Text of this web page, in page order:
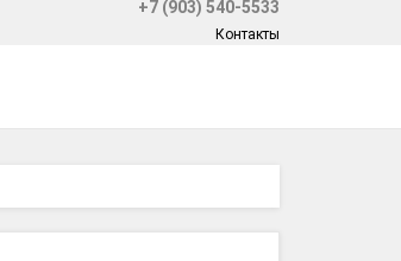
+7 (903) 540-5533
Контакты